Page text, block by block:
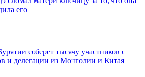
его
соберет тысячу участников с
и делегации из Монголии и Китая